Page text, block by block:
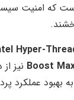
که امنیت
Hyper-
Boost نیز
بهبود عملکرد